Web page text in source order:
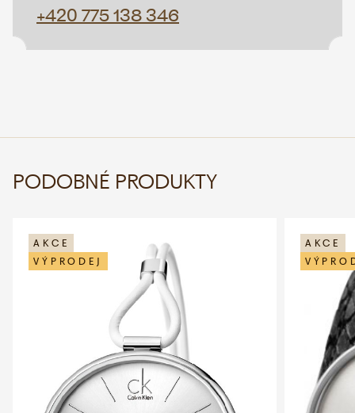
+420 775 138 346
PODOBNÉ PRODUKTY
AKCE
VÝPRODEJ
AKCE